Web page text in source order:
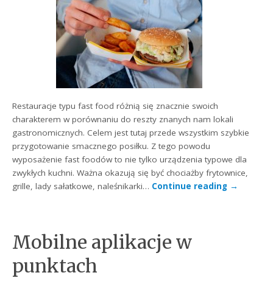
Restauracje typu fast food różnią się znacznie swoich
charakterem w porównaniu do reszty znanych nam lokali
gastronomicznych. Celem jest tutaj przede wszystkim szybkie
przygotowanie smacznego posiłku. Z tego powodu
wyposażenie fast foodów to nie tylko urządzenia typowe dla
zwykłych kuchni. Ważna okazują się być chociażby frytownice,
grille, lady sałatkowe, naleśnikarki… Continue reading →
Mobilne aplikacje w
punktach